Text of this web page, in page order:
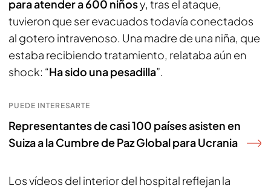
para atender a 600 niñosy, tras el ataque,
tuvieron que ser evacuados todavía conectados
al gotero intravenoso. Una madre de una niña, que
estaba recibiendo tratamiento, relataba aún en
shock: “Ha sido una pesadilla”.
PUEDE INTERESARTE
Representantes de casi 100 países asisten en
Suiza a la Cumbre de Paz Global para Ucrania
Los vídeos del interior del hospital reflejan la